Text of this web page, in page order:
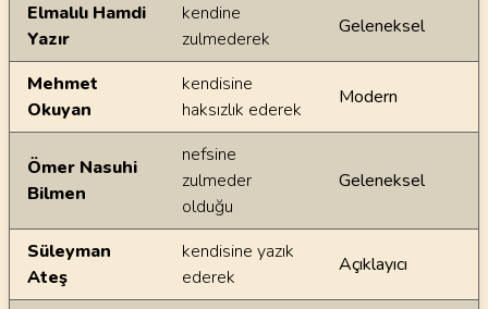
Elmalılı Hamdi
Yazır
kendine
zulmederek
Geleneksel
Mehmet
Okuyan
kendisine
haksızlık ederek
Modern
Ömer Nasuhi
Bilmen
nefsine
zulmeder
olduğu
Geleneksel
Süleyman
Ateş
kendisine yazık
ederek
Açıklayıcı